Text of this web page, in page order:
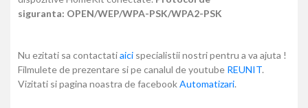
siguranta: OPEN/WEP/WPA-PSK/WPA2-PSK
Nu ezitati sa contactatiaici specialistii nostri pentru a va ajuta !
Filmulete de prezentare si pe canalul de youtube REUNIT.
Vizitati si pagina noastra de facebookAutomatizari.